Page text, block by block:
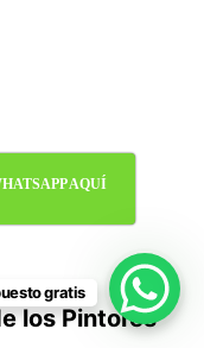
AQUÍ
los Pintores
gratis